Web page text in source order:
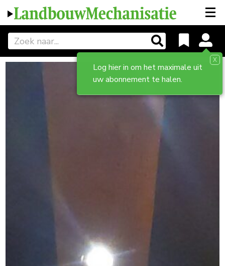
Log hier in om het maximale uit
uw abonnement te halen.
X